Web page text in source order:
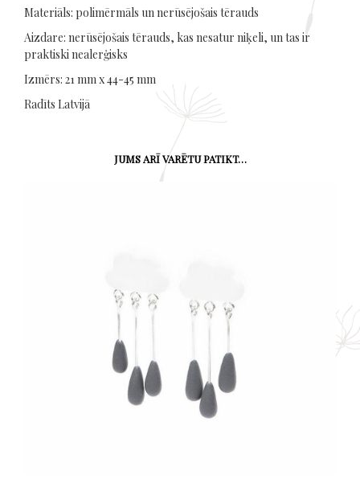
Materiāls: polimērmāls un nerūsējošais tērauds
Aizdare: nerūsējošais tērauds, kas nesatur niķeli, un tas ir
praktiski nealerģisks
Izmērs: 21 mm x 44-45 mm
Radīts Latvijā
JUMS ARĪ VARĒTU PATIKT…